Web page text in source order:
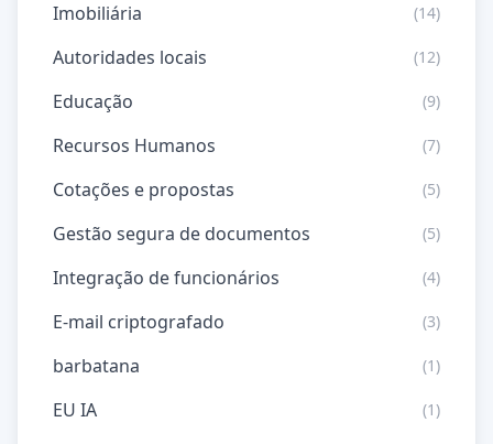
Imobiliária (14)
Autoridades locais (12)
Educação (9)
Recursos Humanos (7)
Cotações e propostas (5)
Gestão segura de documentos (5)
Integração de funcionários (4)
E-mail criptografado (3)
barbatana (1)
EU IA (1)